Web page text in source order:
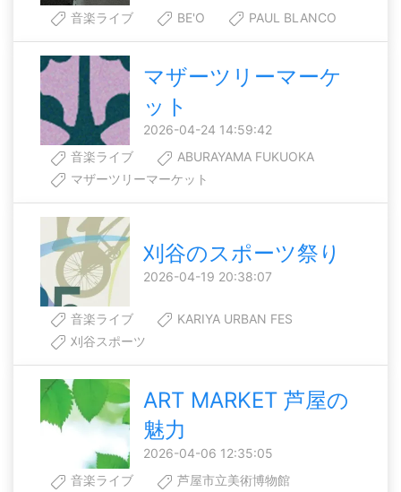
音楽ライブ BE'O PAUL BLANCO
マザーツリーマーケ
ット
2026-04-24 14:59:42
音楽ライブ
ABURAYAMA FUKUOKA
マザーツリーマーケット
刈谷のスポーツ祭り
2026-04-19 20:38:07
音楽ライブ
KARIYA URBAN FES
刈谷スポーツ
ART MARKET 芦屋の
魅力
2026-04-06 12:35:05
音楽ライブ
芦屋市立美術博物館